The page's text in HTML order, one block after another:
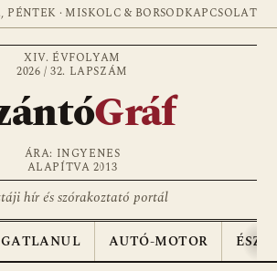
PÉNTEK · MISKOLC & BORSODKAPCSOLAT
XIV. ÉVFOLYAM
2026 / 32. LAPSZÁM
Gráf
ÁRA: INGYENES
ALAPÍTVA 2013
hír és szórakoztató portál
AUTÓ-MOTOR